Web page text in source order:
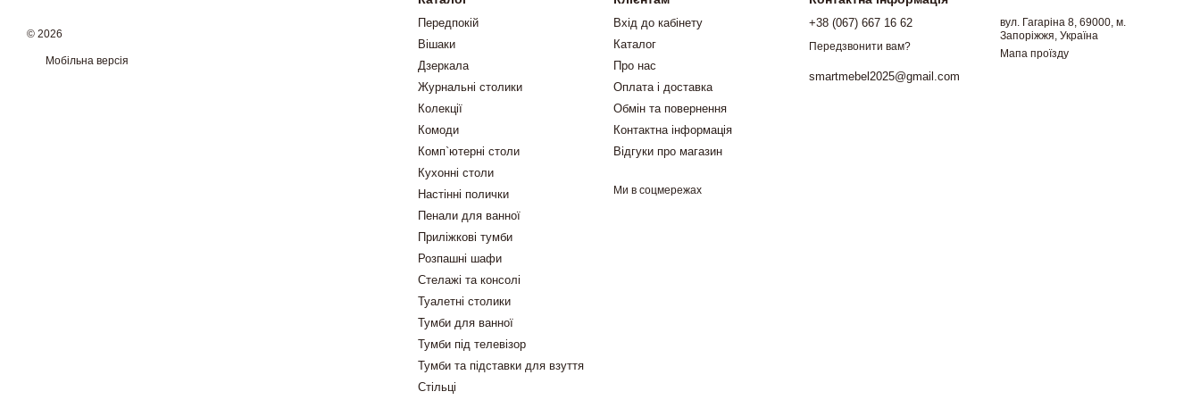
© 2026
Мобільна версія
Передпокій
Вішаки
Дзеркала
Журнальні столики
Колекції
Комоди
Комп`ютерні столи
Кухонні столи
Настінні полички
Пенали для ванної
Приліжкові тумби
Розпашні шафи
Стелажі та консолі
Туалетні столики
Тумби для ванної
Тумби під телевізор
Тумби та підставки для взуття
Стільці
Вхід до кабінету
Каталог
Про нас
Оплата і доставка
Обмін та повернення
Контактна інформація
Відгуки про магазин
Ми в соцмережах
+38 (067) 667 16 62
Передзвонити вам?
smartmebel2025@gmail.com
вул. Гагаріна 8, 69000, м.
Запоріжжя, Україна
Мапа проїзду